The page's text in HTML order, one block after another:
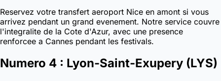
Reservez votre transfert aeroport Nice en amont si vous
arrivez pendant un grand evenement. Notre service couvre
l'integralite de la Cote d'Azur, avec une presence
renforcee a Cannes pendant les festivals.
Numero 4 : Lyon-Saint-Exupery (LYS)